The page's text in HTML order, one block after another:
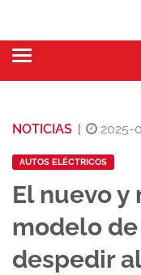
NOTICIAS | 2025-
AUTOS ELÉCTRICOS
El nuevo
modelo
despedir